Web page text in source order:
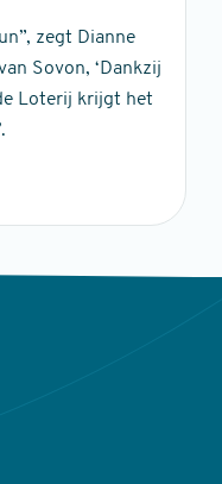
zegt Dianne
Sovon, ‘Dankzij
Loterij krijgt het